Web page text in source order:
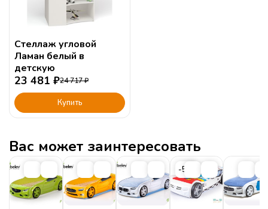
Стеллаж угловой
Ламан белый в
детскую
23 481 ₽24 717₽
Купить
Вас может заинтересовать
-5%